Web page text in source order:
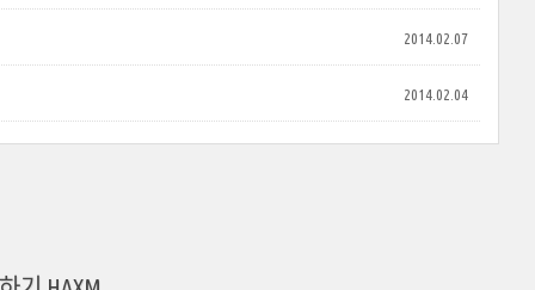
2014.02.07
2014.02.04